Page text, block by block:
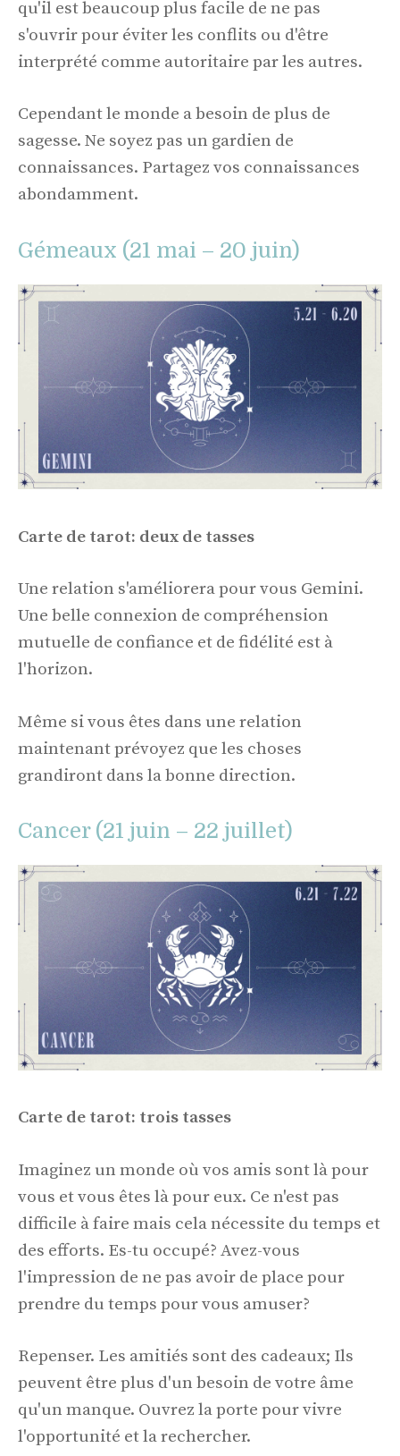
qu'il est beaucoup plus facile de ne pas
s'ouvrir pour éviter les conflits ou d'être
interprété comme autoritaire par les autres.
Cependant le monde a besoin de plus de
sagesse. Ne soyez pas un gardien de
connaissances. Partagez vos connaissances
abondamment.
Gémeaux (21 mai – 20 juin)
Carte de tarot: deux de tasses
Une relation s'améliorera pour vous Gemini.
Une belle connexion de compréhension
mutuelle de confiance et de fidélité est à
l'horizon.
Même si vous êtes dans une relation
maintenant prévoyez que les choses
grandiront dans la bonne direction.
Cancer (21 juin – 22 juillet)
Carte de tarot: trois tasses
Imaginez un monde où vos amis sont là pour
vous et vous êtes là pour eux. Ce n'est pas
difficile à faire mais cela nécessite du temps et
des efforts. Es-tu occupé? Avez-vous
l'impression de ne pas avoir de place pour
prendre du temps pour vous amuser?
Repenser. Les amitiés sont des cadeaux; Ils
peuvent être plus d'un besoin de votre âme
qu'un manque. Ouvrez la porte pour vivre
l'opportunité et la rechercher.